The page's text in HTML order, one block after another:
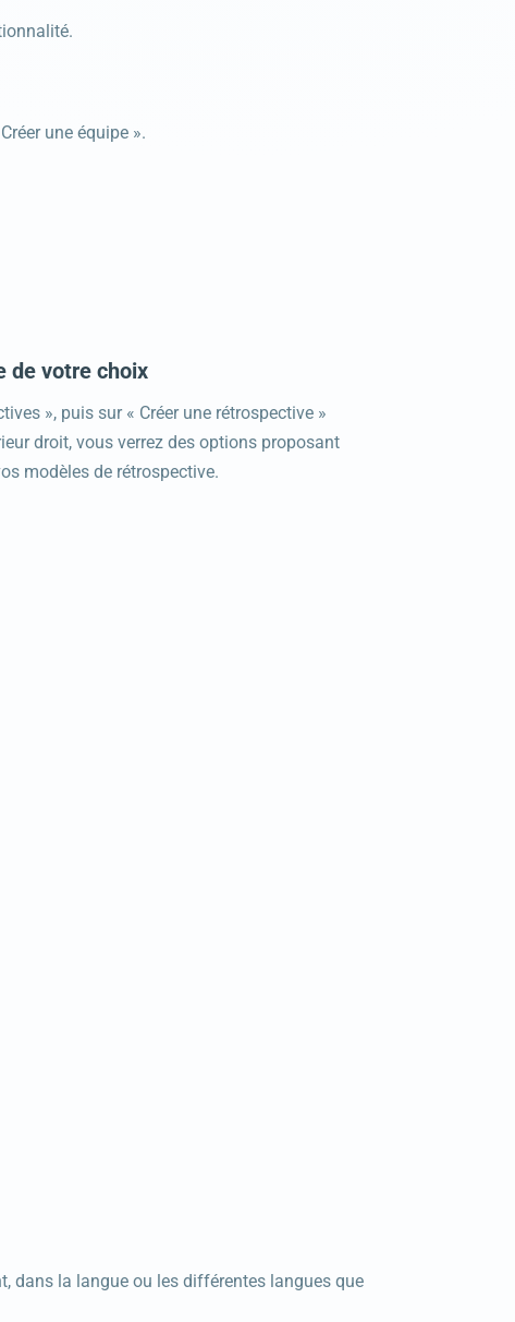
une équipe ».
de votre choix
», puis sur « Créer une rétrospective »
droit, vous verrez des options proposant
modèles de rétrospective.
dans la langue ou les différentes langues que